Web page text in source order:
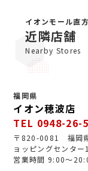
がとうござい
心で、丁寧な
さで多くの
してお越しく
イオンモール直
近隣店舗
Nearby Stores
福岡県
イオン穂波店
TEL 0948-26-
〒820-0081 福岡
ョッピングセンター
営業時間 9:00～